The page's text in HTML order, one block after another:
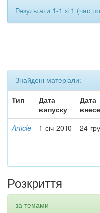
Результати 1-1 зі 1 (час
Знайдені матеріали:
Тип
Дата
випуску
Дата
Article 1-січ-2010 24-
Розкриття
за темами